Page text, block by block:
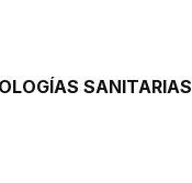
SANITARIAS